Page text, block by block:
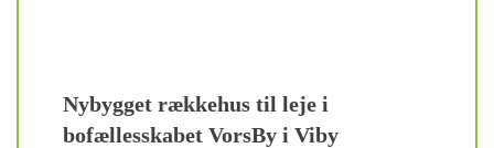
Nybygget rækkehus til leje i
bofællesskabet VorsBy i Viby